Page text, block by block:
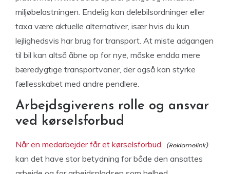
miljøbelastningen. Endelig kan delebilsordninger eller
taxa være aktuelle alternativer, især hvis du kun
lejlighedsvis har brug for transport. At miste adgangen
til bil kan altså åbne op for nye, måske endda mere
bæredygtige transportvaner, der også kan styrke
fællesskabet med andre pendlere.
Arbejdsgiverens rolle og ansvar
ved kørselsforbud
Når en medarbejder får et kørselsforbud,
kan det have stor betydning for både den ansattes